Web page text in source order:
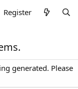
Register
generated. Please